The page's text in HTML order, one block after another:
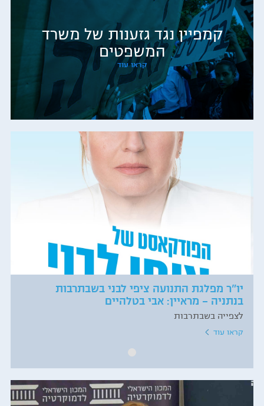
קמפיין נגד גזענות של משרד
המשפטים
קראו עוד
יו"ר מפלגת התנועה ציפי לבני בשבתרבות
בנתניה – מראיין: אבי בטלהיים
לצפייה בשבתרבות
קראו עוד